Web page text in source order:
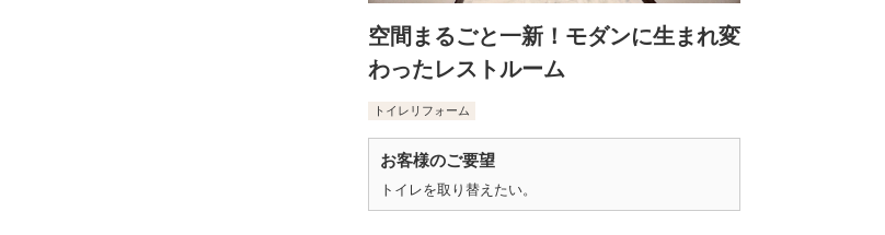
空間まるごと一新！モダンに生まれ変
わったレストルーム
トイレリフォーム
お客様のご要望
トイレを取り替えたい。